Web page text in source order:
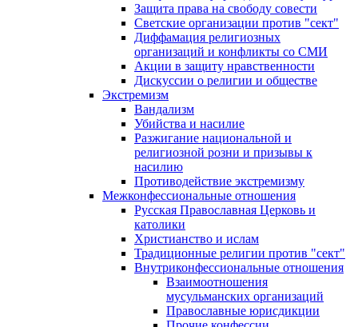
Защита права на свободу совести
Светские организации против "сект"
Диффамация религиозных
организаций и конфликты со СМИ
Акции в защиту нравственности
Дискуссии о религии и обществе
Экстремизм
Вандализм
Убийства и насилие
Разжигание национальной и
религиозной розни и призывы к
насилию
Противодействие экстремизму
Межконфессиональные отношения
Русская Православная Церковь и
католики
Христианство и ислам
Традиционные религии против "сект"
Внутриконфессиональные отношения
Взаимоотношения
мусульманских организаций
Православные юрисдикции